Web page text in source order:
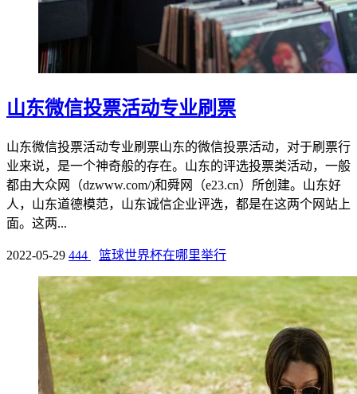
山东微信投票活动专业刷票
山东微信投票活动专业刷票山东的微信投票活动，对于刷票行
业来说，是一个神奇般的存在。山东的评选投票类活动，一般
都由大众网（dzwww.com/)和舜网（e23.cn）所创建。山东好
人，山东道德模范，山东诚信企业评选，都是在这两个网站上
面。这两...
2022-05-29 444 篮球世界杯在哪里举行